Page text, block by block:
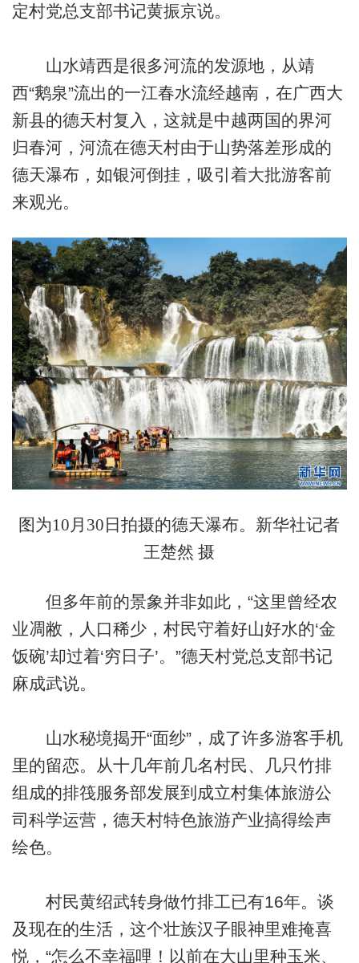
定村党总支部书记黄振京说。
山水靖西是很多河流的发源地，从靖
西“鹅泉”流出的一江春水流经越南，在广西大
新县的德天村复入，这就是中越两国的界河
归春河，河流在德天村由于山势落差形成的
德天瀑布，如银河倒挂，吸引着大批游客前
来观光。
图为10月30日拍摄的德天瀑布。新华社记者
王楚然 摄
但多年前的景象并非如此，“这里曾经农
业凋敝，人口稀少，村民守着好山好水的‘金
饭碗’却过着‘穷日子’。”德天村党总支部书记
麻成武说。
山水秘境揭开“面纱”，成了许多游客手机
里的留恋。从十几年前几名村民、几只竹排
组成的排筏服务部发展到成立村集体旅游公
司科学运营，德天村特色旅游产业搞得绘声
绘色。
村民黄绍武转身做竹排工已有16年。谈
及现在的生活，这个壮族汉子眼神里难掩喜
悦，“怎么不幸福哩！以前在大山里种玉米、